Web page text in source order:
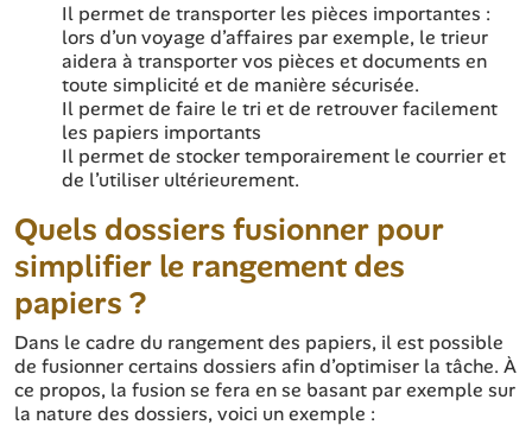
Il permet de transporter les pièces importantes :
lors d’un voyage d’affaires par exemple, le trieur
aidera à transporter vos pièces et documents en
toute simplicité et de manière sécurisée.
Il permet de faire le tri et de retrouver facilement
les papiers importants
Il permet de stocker temporairement le courrier et
de l’utiliser ultérieurement.
Quels dossiers fusionner pour
simplifier le rangement des
papiers ?
Dans le cadre du rangement des papiers, il est possible
de fusionner certains dossiers afin d’optimiser la tâche. À
ce propos, la fusion se fera en se basant par exemple sur
la nature des dossiers, voici un exemple :